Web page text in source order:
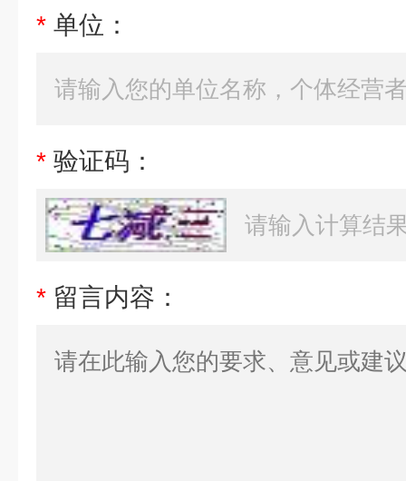
* 单位：
* 验证码：
* 留言内容：